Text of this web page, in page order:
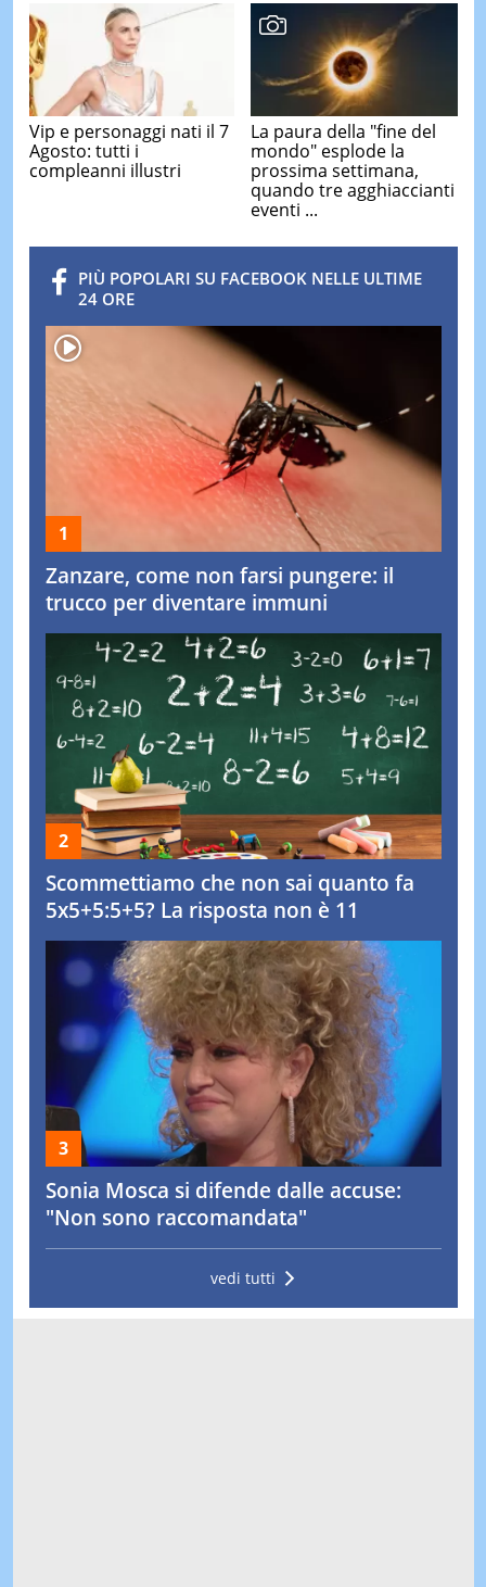
Vip e personaggi nati il 7
Agosto: tutti i
compleanni illustri
La paura della "fine del
mondo" esplode la
prossima settimana,
quando tre agghiaccianti
eventi ...
PIÙ POPOLARI SU FACEBOOK NELLE ULTIME
24 ORE
Zanzare, come non farsi pungere: il
trucco per diventare immuni
Scommettiamo che non sai quanto fa
5x5+5:5+5? La risposta non è 11
Sonia Mosca si difende dalle accuse:
"Non sono raccomandata"
vedi tutti